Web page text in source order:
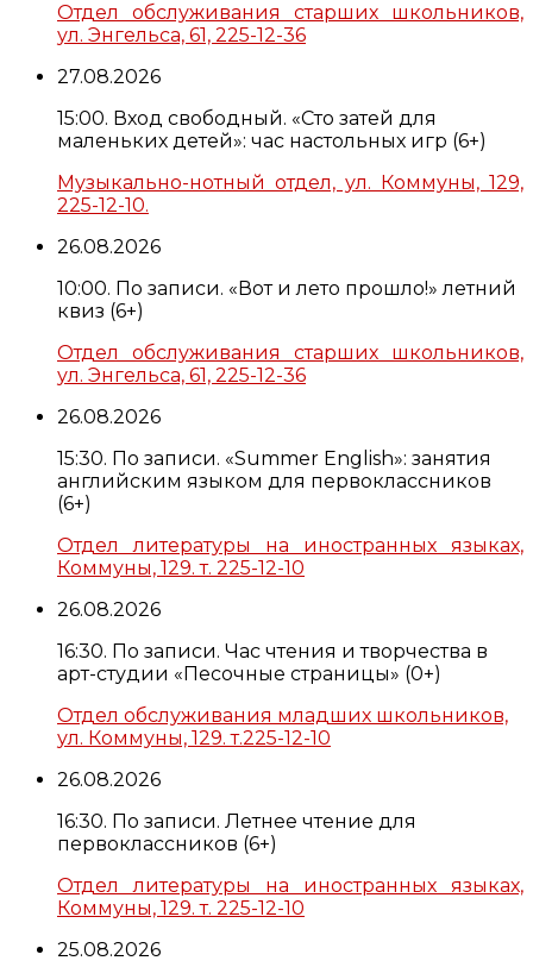
Отдел обслуживания старших школьников,
ул. Энгельса, 61, 225-12-36
27.08.2026
15:00. Вход свободный. «Сто затей для
маленьких детей»: час настольных игр (6+)
Музыкально-нотный отдел, ул. Коммуны, 129,
225-12-10.
26.08.2026
10:00. По записи. «Вот и лето прошло!» летний
квиз (6+)
Отдел обслуживания старших школьников,
ул. Энгельса, 61, 225-12-36
26.08.2026
15:30. По записи. «Summer English»: занятия
английским языком для первоклассников
(6+)
Отдел литературы на иностранных языках,
Коммуны, 129. т. 225-12-10
26.08.2026
16:30. По записи. Час чтения и творчества в
арт-студии «Песочные страницы» (0+)
Отдел обслуживания младших школьников,
ул. Коммуны, 129. т.225-12-10
26.08.2026
16:30. По записи. Летнее чтение для
первоклассников (6+)
Отдел литературы на иностранных языках,
Коммуны, 129. т. 225-12-10
25.08.2026